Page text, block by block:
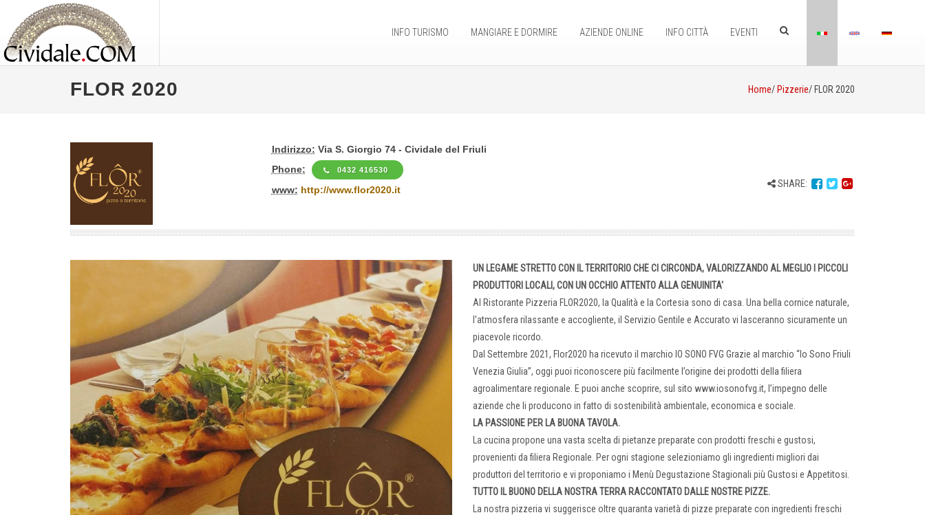
INFO TURISMO MANGIARE E DORMIRE AZIENDE ONLINE INFO CITTÀ EVENTI
FLOR 2020 Home/ Pizzerie/ FLOR 2020
Indirizzo: Via S. Giorgio 74 - Cividale del Friuli
Phone:
0432 416530
www: http://www.flor2020.it
SHARE:
UN LEGAME STRETTO CON IL TERRITORIO CHE CI CIRCONDA, VALORIZZANDO AL MEGLIO I PICCOLI
PRODUTTORI LOCALI, CON UN OCCHIO ATTENTO ALLA GENUINITA'
Al Ristorante Pizzeria FLOR2020, la Qualità e la Cortesia sono di casa. Una bella cornice naturale,
l'atmosfera rilassante e accogliente, il Servizio Gentile e Accurato vi lasceranno sicuramente un
piacevole ricordo.
Dal Settembre 2021, Flor2020 ha ricevuto il marchio IO SONO FVG Grazie al marchio “Io Sono Friuli
Venezia Giulia”, oggi puoi riconoscere più facilmente l’origine dei prodotti della filiera
agroalimentare regionale. E puoi anche scoprire, sul sito www.iosonofvg.it, l’impegno delle
aziende che li producono in fatto di sostenibilità ambientale, economica e sociale.
LA PASSIONE PER LA BUONA TAVOLA.
La cucina propone una vasta scelta di pietanze preparate con prodotti freschi e gustosi,
provenienti da filiera Regionale. Per ogni stagione selezioniamo gli ingredienti migliori dai
produttori del territorio e vi proponiamo i Menù Degustazione Stagionali più Gustosi e Appetitosi.
TUTTO IL BUONO DELLA NOSTRA TERRA RACCONTATO DALLE NOSTRE PIZZE.
La nostra pizzeria vi suggerisce oltre quaranta varietà di pizze preparate con ingredienti freschi